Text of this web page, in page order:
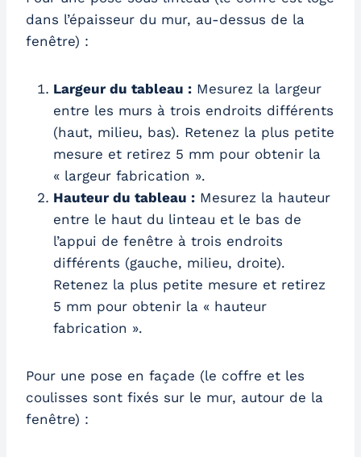
dans l’épaisseur du mur, au-dessus de la
fenêtre) :
Largeur du tableau : Mesurez la largeur
entre les murs à trois endroits différents
(haut, milieu, bas). Retenez la plus petite
mesure et retirez 5 mm pour obtenir la
« largeur fabrication ».
Hauteur du tableau : Mesurez la hauteur
entre le haut du linteau et le bas de
l’appui de fenêtre à trois endroits
différents (gauche, milieu, droite).
Retenez la plus petite mesure et retirez
5 mm pour obtenir la « hauteur
fabrication ».
Pour une pose en façade (le coffre et les
coulisses sont fixés sur le mur, autour de la
fenêtre) :